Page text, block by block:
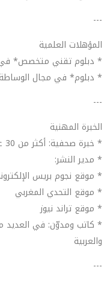
---
المؤهلات العلمية
* دبلوم تقني متخصص* في
* دبلوم* في مجال
---
الخبرة المهنية
* خبرة صحفية: أكثر من 30 عاماً في مجال العمل الصحفي
* مدير النشر:
* موقع نجوم بريس
* موقع التحدي المغربي
* موقع تراند نيوز
* كاتب ومدوّن: في العديد
والعربية
---